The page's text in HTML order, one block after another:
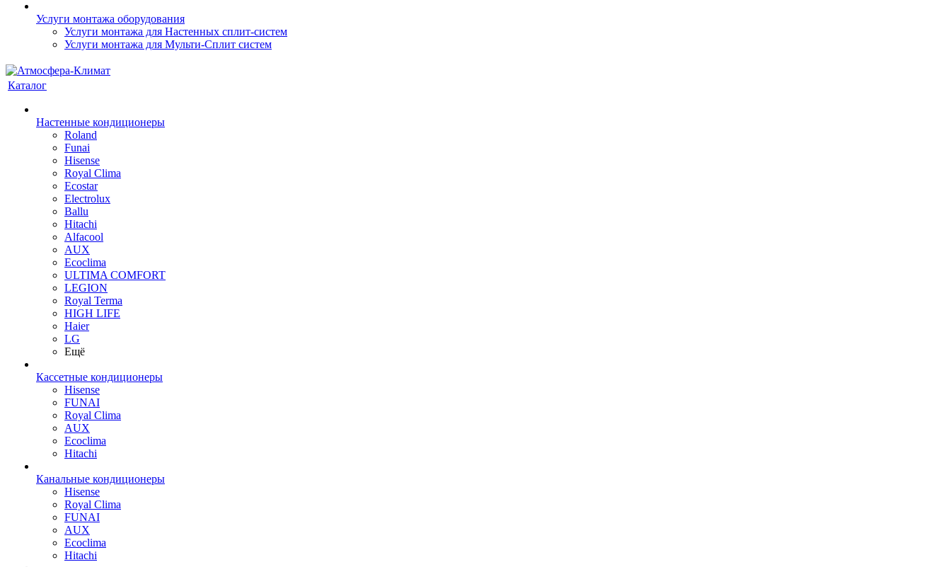
Услуги монтажа оборудования
Услуги монтажа для Настенных сплит-систем
Услуги монтажа для Мульти-Сплит систем
Каталог
Настенные кондиционеры
Roland
Funai
Hisense
Royal Clima
Ecostar
Electrolux
Ballu
Hitachi
Alfacool
AUX
Ecoclima
ULTIMA COMFORT
LEGION
Royal Terma
HIGH LIFE
Haier
LG
Ещё
Кассетные кондиционеры
Hisense
FUNAI
Royal Clima
AUX
Ecoclima
Hitachi
Канальные кондиционеры
Hisense
Royal Clima
FUNAI
AUX
Ecoclima
Hitachi